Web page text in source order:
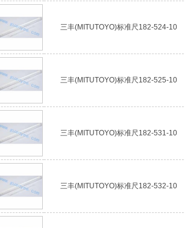
三丰(MITUTOYO)标准尺182-524-10
三丰(MITUTOYO)标准尺182-525-10
三丰(MITUTOYO)标准尺182-531-10
三丰(MITUTOYO)标准尺182-532-10